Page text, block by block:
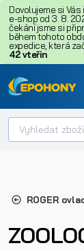
Dovolujeme si
e-shop od 3. 8.
čekání jsme si
během tohoto
expedice, která
41 vteřin
ROGER